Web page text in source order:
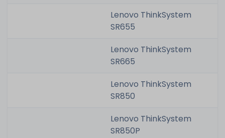
Lenovo ThinkSystem
SR655
Lenovo ThinkSystem
SR665
Lenovo ThinkSystem
SR850
Lenovo ThinkSystem
SR850P